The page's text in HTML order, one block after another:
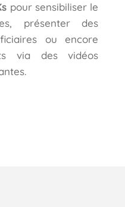
pour sensibiliser le
présenter des
ou encore
via des vidéos